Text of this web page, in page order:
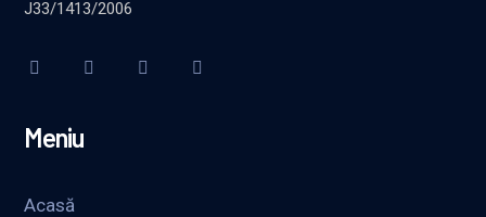
J33/1413/2006
Meniu
Acasă